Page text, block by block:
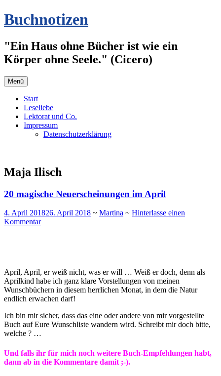
Zum
Inhalt
Buchnotizen
"Ein Haus ohne Bücher ist wie ein
Körper ohne Seele." (Cicero)
Menü
Start
Leseliebe
Lektorat und Co.
Impressum
Datenschutzerklärung
Maja Ilisch
20 magische Neuerscheinungen im April
4. April 201826. April 2018 ~ Martina ~ Hinterlasse einen
Kommentar
April, April, er weiß nicht, was er will … Weiß er doch, denn als
Aprilkind habe ich ganz klare Vorstellungen von meinen
Wunschbüchern in diesem herrlichen Monat, in dem die Natur
endlich erwachen darf!
Ich bin mir sicher, dass das eine oder andere von mir vorgestellte
Buch auf Eure Wunschliste wandern wird. Schreibt mir doch bitte,
welche ? …
Und falls ihr für mich noch weitere Buch-Empfehlungen habt,
dann ab in die Kommentare damit ;-).